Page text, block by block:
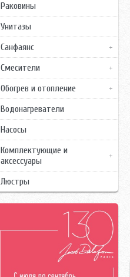
Раковины
Унитазы
Санфаянс
Смесители
Обогрев и отопление
Водонагреватели
Насосы
Комплектующие и
аксессуары
Люстры